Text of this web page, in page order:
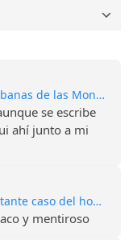
Las terroríficas leyendas urbanas de las Montañas Apalaches
se escribe
ahí junto a mi
Joseph Bader: el desconcertante caso del hombre que perdió todos sus recuerdos
y mentiroso